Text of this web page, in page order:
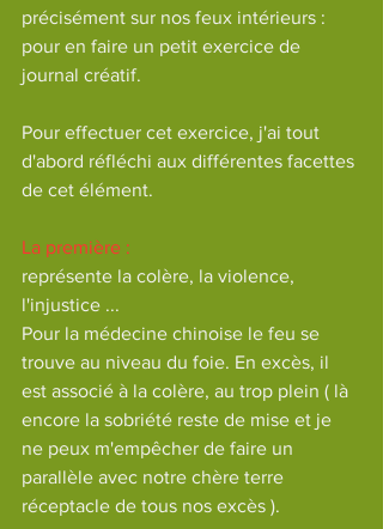
précisément sur nos feux intérieurs :
pour en faire un petit exercice de
journal créatif.
Pour effectuer cet exercice, j'ai tout
d'abord réfléchi aux différentes facettes
de cet élément.
La première :
représente la colère, la violence,
l'injustice ...
Pour la médecine chinoise le feu se
trouve au niveau du foie. En excès, il
est associé à la colère, au trop plein ( là
encore la sobriété reste de mise et je
ne peux m'empêcher de faire un
parallèle avec notre chère terre
réceptacle de tous nos excès ).